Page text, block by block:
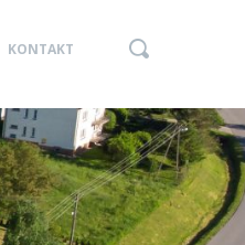
KONTAKT